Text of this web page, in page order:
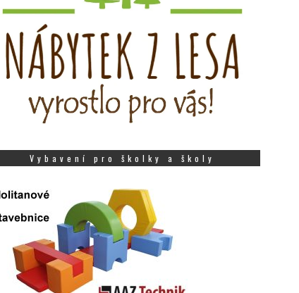
Vybavení pro školky a školy